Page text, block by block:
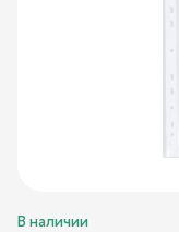
В наличии